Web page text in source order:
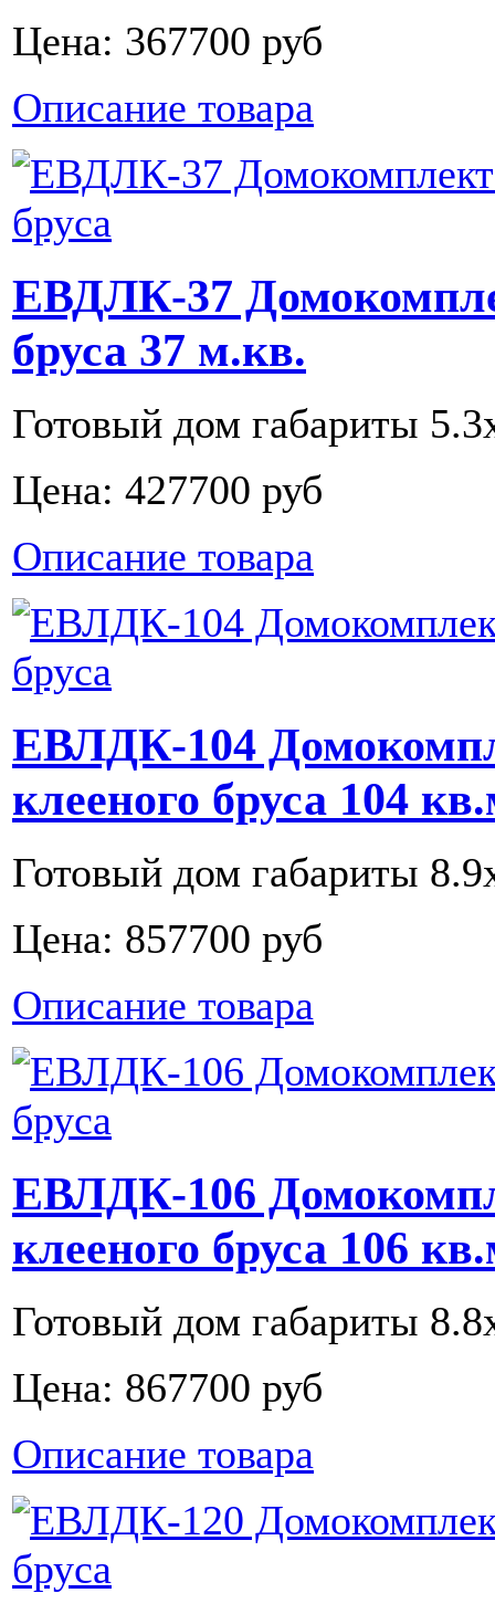
Цена: 367700 руб
Описание товара
ЕВДЛК-37
бруса 37 м.кв.
Готовый дом габариты
Цена: 427700 руб
Описание товара
ЕВЛДК-104
клееного бруса 104
Готовый дом габариты
Цена: 857700 руб
Описание товара
ЕВЛДК-106
клееного бруса 106
Готовый дом габариты
Цена: 867700 руб
Описание товара